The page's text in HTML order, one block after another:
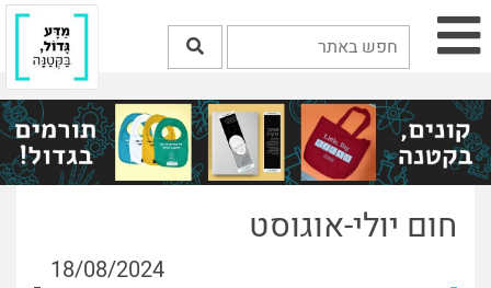
חום יולי-אוגוסט
18/08/2024